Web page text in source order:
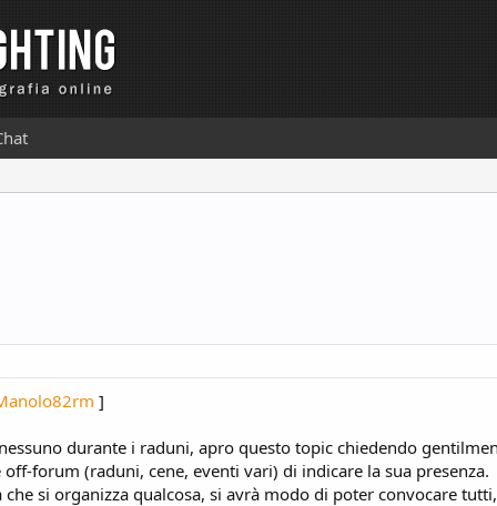
]
durante i raduni, apro questo topic chiedendo
forum (raduni, cene, eventi vari) di indicare la sua presenza.
si organizza qualcosa, si avrà modo di poter convocare